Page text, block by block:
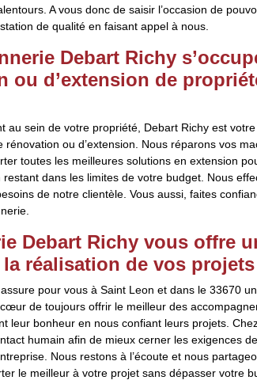
A vous donc de saisir l’occasion de
de qualité en faisant appel à nous.
Debart Richy
ou d’extension de
au sein de votre propriété, Debart Richy est
ou d’extension. Nous réparons vos
toutes les meilleures solutions en extension
dans les limites de votre budget. Nous
de notre clientèle. Vous aussi, faites
Debart Richy vous offre
réalisation de vos projets
pour vous à Saint Leon et dans le 33670
de toujours offrir le meilleur des
leur bonheur en nous confiant leurs projets.
humain afin de mieux cerner les exigences
Nous restons à l’écoute et nous
le meilleur à votre projet sans dépasser votre